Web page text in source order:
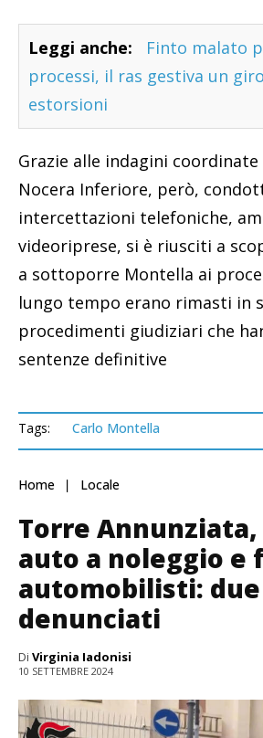
Leggi anche:
Finto malato
processi, il ras gestiva un
estorsioni
Grazie alle indagini
Nocera Inferiore, però,
intercettazioni telefoniche,
videoriprese, si è riusciti a
a sottoporre Montella ai
lungo tempo erano rimasti in
procedimenti giudiziari che
sentenze definitive
Tags: Carlo Montella
Home Locale
Torre
auto a noleggio e
automobilisti:
denunciati
Di Virginia Iadonisi
10 SETTEMBRE 2024